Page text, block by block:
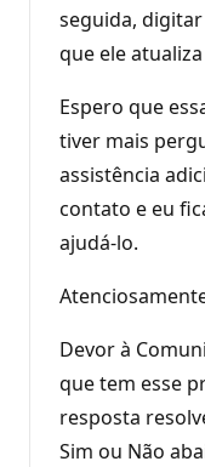
seguida,
que ele
Espero que
tiver mais
assistência
contato e eu
ajudá-lo.
Devor à
que tem esse
resposta
Sim ou Não